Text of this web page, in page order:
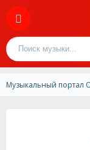
Музыкальный портал